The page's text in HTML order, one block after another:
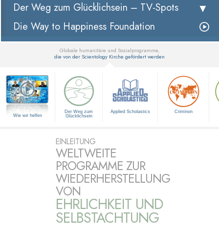
Der Weg zum Glücklichsein – TV-Spots
Die Way to Happiness Foundation
Globale humanitäre und Sozialprogramme,
die von der Scientology Kirche gefördert werden
Wie wir helfen
Der Weg zum
Glücklichsein
Applied Scholastics Criminon
EINLEITUNG
WELTWEITE
PROGRAMME ZUR
WIEDERHERSTELLUNG
VON
EHRLICHKEIT UND
SELBSTACHTUNG